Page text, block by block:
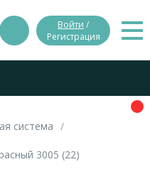
Войти /
Регистрация
система
3005 (22)